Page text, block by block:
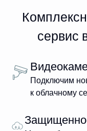
сервис
Подключим
к облачному